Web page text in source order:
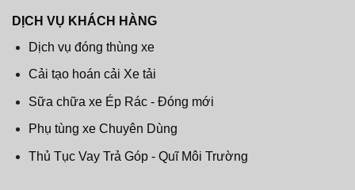
DỊCH VỤ KHÁCH HÀNG
Dịch vụ đóng thùng xe
Cải tạo hoán cải Xe tải
Sữa chữa xe Ép Rác - Đóng mới
Phụ tùng xe Chuyên Dùng
Thủ Tục Vay Trả Góp - Quĩ Môi Trường